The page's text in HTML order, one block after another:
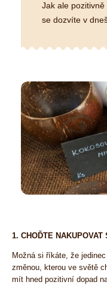
Jak ale
se dozvíte v
1. CHOĎTE
Možná si říkáte, že
změnou, kterou ve světě
mít hned pozitivní dopad